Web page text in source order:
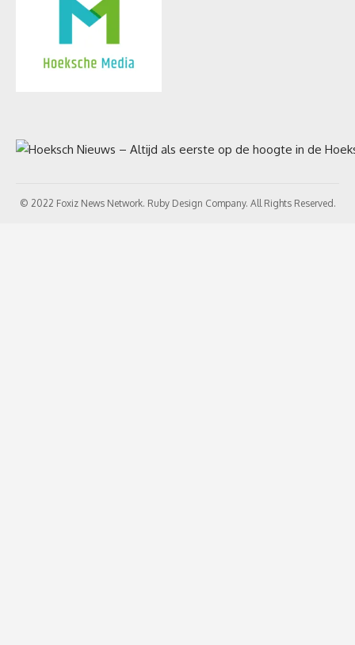
© 2022 Foxiz News Network. Ruby Design Company. All Rights Reserved.